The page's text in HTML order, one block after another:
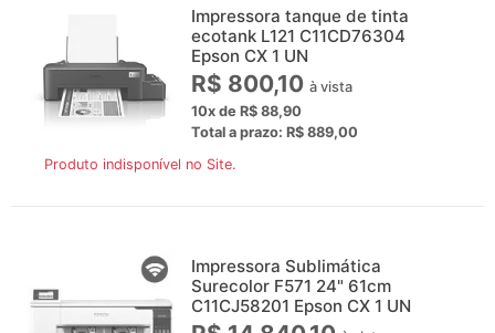
Impressora tanque de tinta
ecotank L121 C11CD76304
Epson CX 1 UN
R$ 800,10 à vista
10x de R$ 88,90
Total a prazo: R$ 889,00
Produto indisponível no Site.
Impressora Sublimática
Surecolor F571 24" 61cm
C11CJ58201 Epson CX 1 UN